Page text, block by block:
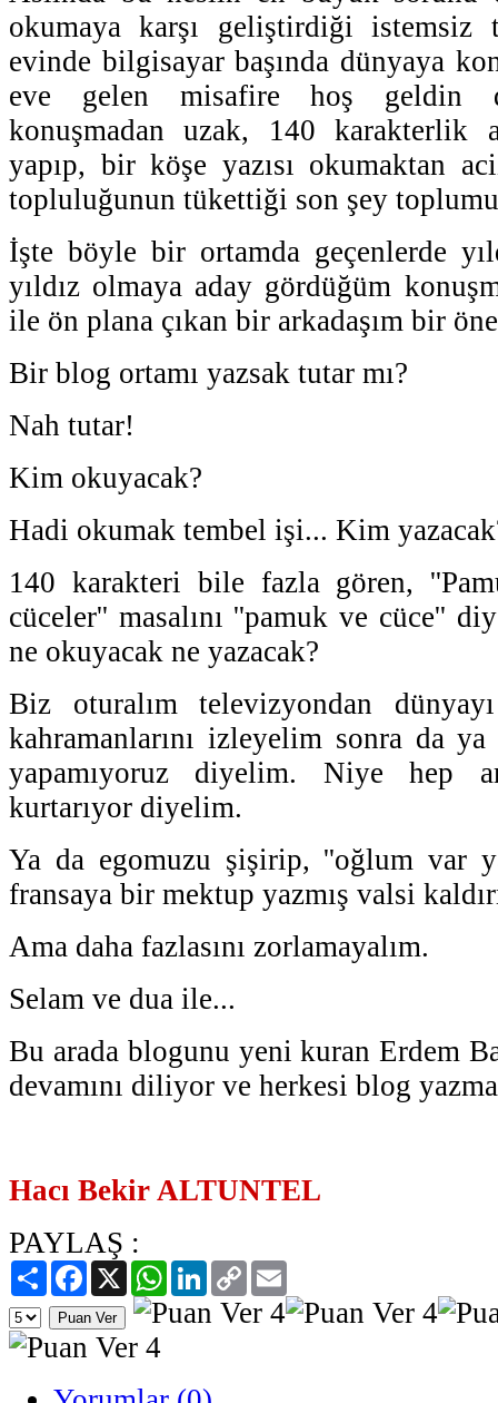
okumaya karşı geliştirdiği istemsiz
evinde bilgisayar başında dünyaya
eve gelen misafire hoş geldin
konuşmadan uzak, 140 karakterlik
yapıp, bir köşe yazısı okumaktan
topluluğunun tükettiği son şey
İşte böyle bir ortamda geçenlerde
yıldız olmaya aday gördüğüm
ile ön plana çıkan bir arkadaşım bir
Bir blog ortamı yazsak tutar mı?
Nah tutar!
Kim okuyacak?
Hadi okumak tembel işi... Kim
140 karakteri bile fazla gören,
cüceler'' masalını ''pamuk ve cüce''
ne okuyacak ne yazacak?
Biz oturalım televizyondan
kahramanlarını izleyelim sonra da
yapamıyoruz diyelim. Niye hep
kurtarıyor diyelim.
Ya da egomuzu şişirip, ''oğlum var
fransaya bir mektup yazmış valsi
Ama daha fazlasını zorlamayalım.
Selam ve dua ile...
Bu arada blogunu yeni kuran Erdem
devamını diliyor ve herkesi blog
Hacı Bekir ALTUNTEL
PAYLAŞ :
PaylaşFacebook
X WhatsAppLinkedIn
Copy
Link